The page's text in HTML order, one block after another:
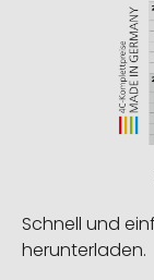
Schnell und
herunterladen.